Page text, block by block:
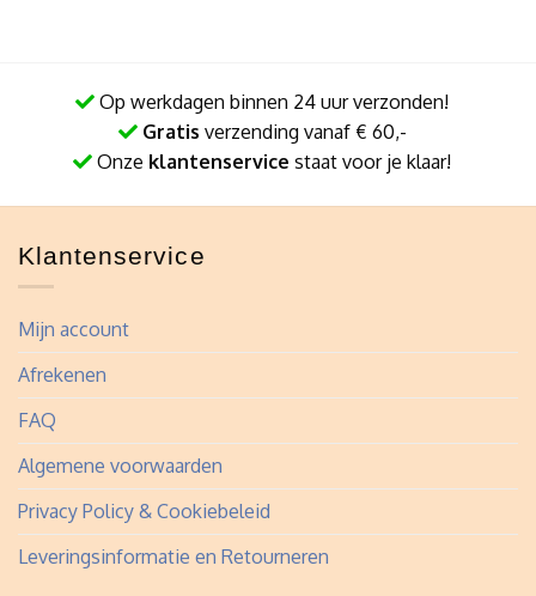
Op werkdagen binnen 24 uur verzonden!
Gratis verzending vanaf € 60,-
Onze klantenservice staat voor je klaar!
Klantenservice
Mijn account
Afrekenen
FAQ
Algemene voorwaarden
Privacy Policy & Cookiebeleid
Leveringsinformatie en Retourneren